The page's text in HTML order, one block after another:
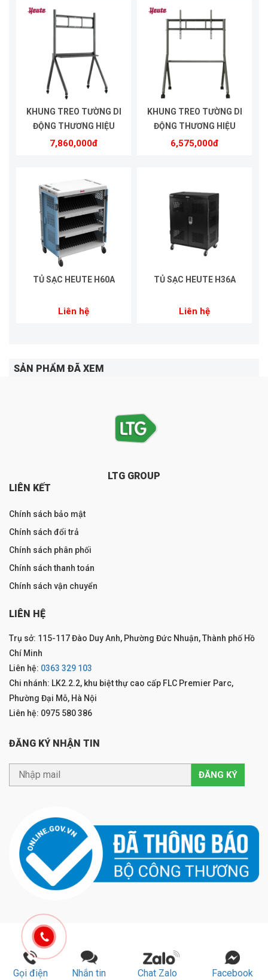
KHUNG TREO TƯỜNG DI
ĐỘNG THƯƠNG HIỆU
HEUTE | MODEL HE8610
7,860,000đ
KHUNG TREO TƯỜNG DI
ĐỘNG THƯƠNG HIỆU
HEUTE | MODEL HE5575
6,575,000đ
TỦ SẠC HEUTE H60A
Liên hệ
TỦ SẠC HEUTE H36A
Liên hệ
SẢN PHẨM ĐÃ XEM
LTG GROUP
LIÊN KẾT
Chính sách bảo mật
Chính sách đổi trả
Chính sách phân phối
Chính sách thanh toán
Chính sách vận chuyển
LIÊN HỆ
Trụ sở: 115-117 Đào Duy Anh, Phường Đức Nhuận, Thành phố Hồ
Chí Minh
Liên hệ: 0363 329 103
Chi nhánh: LK2.2.2, khu biệt thự cao cấp FLC Premier Parc,
Phường Đại Mỗ, Hà Nội
Liên hệ: 0975 580 386
ĐĂNG KÝ NHẬN TIN
Gọi điện Nhắn tin Chat Zalo Facebook